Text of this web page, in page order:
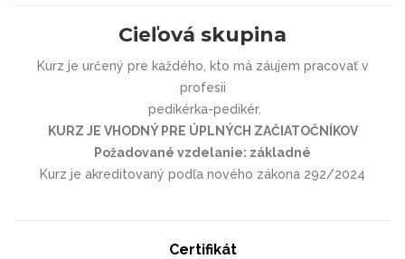
Cieľová skupina
Kurz je určený pre každého, kto má záujem pracovať v
profesii
pedikérka-pedikér.
KURZ JE VHODNÝ PRE ÚPLNÝCH ZAČIATOČNÍKOV
Požadované vzdelanie: základné
Kurz je akreditovaný podľa nového zákona 292/2024
Certifikát